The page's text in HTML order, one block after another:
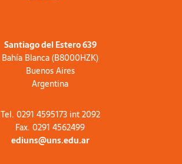
Santiago del Estero 639
Bahía Blanca (B8000HZK)
Buenos Aires
Argentina
Tel. 0291 4595173 int 2092
Fax. 0291 4562499
ediuns@uns.edu.ar